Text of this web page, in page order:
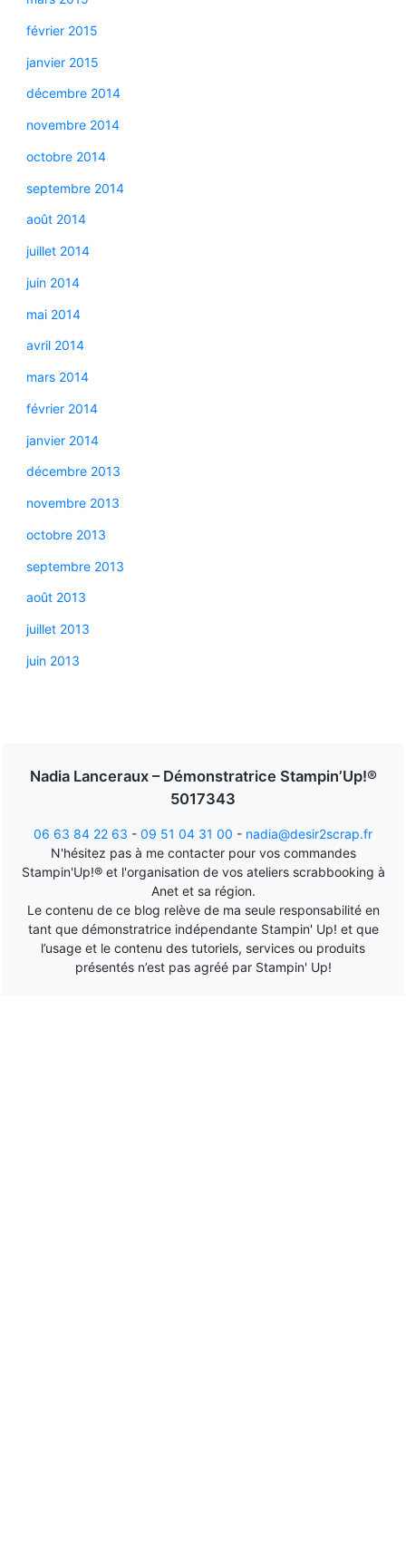
février 2015
janvier 2015
décembre 2014
novembre 2014
octobre 2014
septembre 2014
août 2014
juillet 2014
juin 2014
mai 2014
avril 2014
mars 2014
février 2014
janvier 2014
décembre 2013
novembre 2013
octobre 2013
septembre 2013
août 2013
juillet 2013
juin 2013
Nadia Lanceraux – Démonstratrice Stampin’Up!®
5017343
06 63 84 22 63 - 09 51 04 31 00 - nadia@desir2scrap.fr
N'hésitez pas à me contacter pour vos commandes
Stampin'Up!® et l'organisation de vos ateliers scrabbooking à
Anet et sa région.
Le contenu de ce blog relève de ma seule responsabilité en
tant que démonstratrice indépendante Stampin' Up! et que
l’usage et le contenu des tutoriels, services ou produits
présentés n’est pas agréé par Stampin' Up!